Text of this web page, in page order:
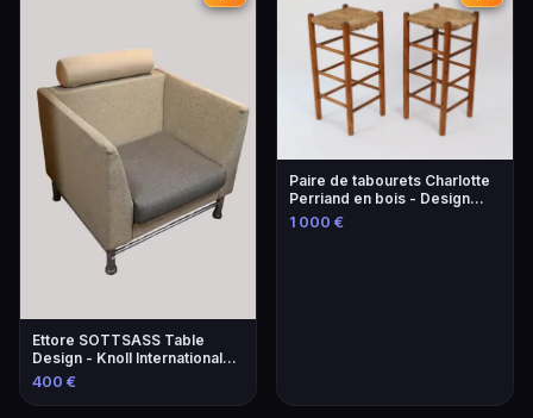
Ettore SOTTSASS Table
Design - Knoll International
Éditeur
400 €
Paire de tabourets Charlotte
Perriand en bois - Design
iconique
1 000 €